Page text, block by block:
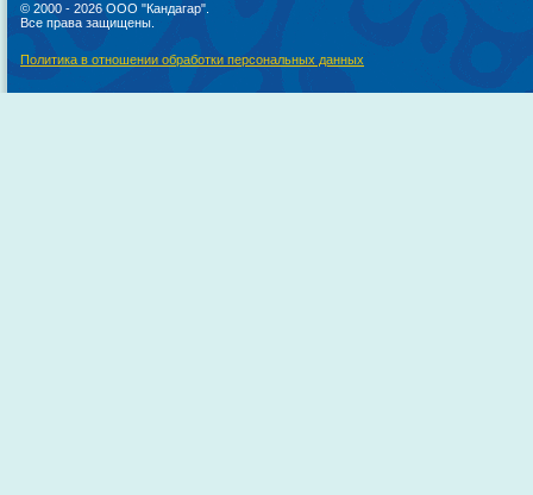
© 2000 - 2026 ООО "Кандагар".
Все права защищены.
Политика в отношении обработки персональных данных